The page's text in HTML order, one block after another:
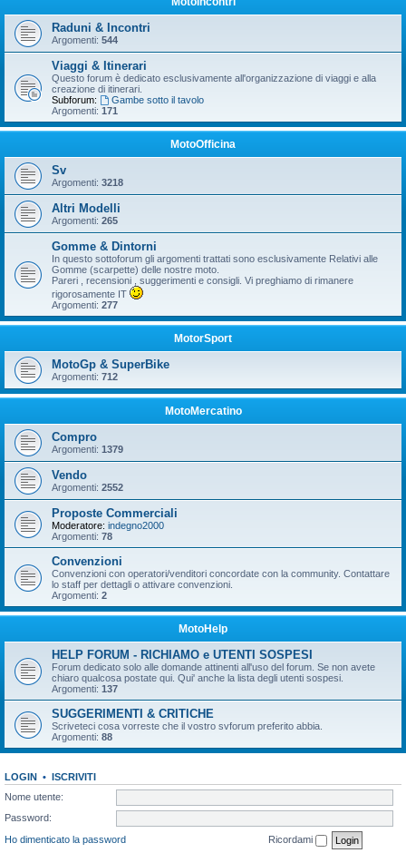
Raduni & Incontri
Argomenti: 544
Viaggi & Itinerari
Questo forum è dedicato esclusivamente all'organizzazione di viaggi e alla
creazione di itinerari.
Subforum:
Gambe sotto il tavolo
Argomenti: 171
MotoOfficina
Sv
Argomenti: 3218
Altri Modelli
Argomenti: 265
Gomme & Dintorni
In questo sottoforum gli argomenti trattati sono esclusivamente Relativi alle
Gomme (scarpette) delle nostre moto.
Pareri , recensioni , suggerimenti e consigli. Vi preghiamo di rimanere
rigorosamente IT
Argomenti: 277
MotorSport
MotoGp & SuperBike
Argomenti: 712
MotoMercatino
Compro
Argomenti: 1379
Vendo
Argomenti: 2552
Proposte Commerciali
Moderatore: indegno2000
Argomenti: 78
Convenzioni
Convenzioni con operatori/venditori concordate con la community. Contattare
lo staff per dettagli o attivare convenzioni.
Argomenti: 2
MotoHelp
HELP FORUM - RICHIAMO e UTENTI SOSPESI
Forum dedicato solo alle domande attinenti all'uso del forum. Se non avete
chiaro qualcosa postate qui. Qui' anche la lista degli utenti sospesi.
Argomenti: 137
SUGGERIMENTI & CRITICHE
Scriveteci cosa vorreste che il vostro svforum preferito abbia.
Argomenti: 88
LOGIN • ISCRIVITI
Nome utente:
Password:
Ho dimenticato la password
Ricordami